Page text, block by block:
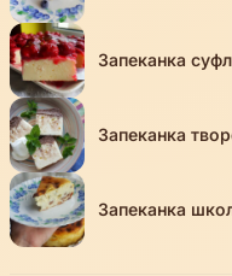
Запеканка
Запеканка
Запеканка